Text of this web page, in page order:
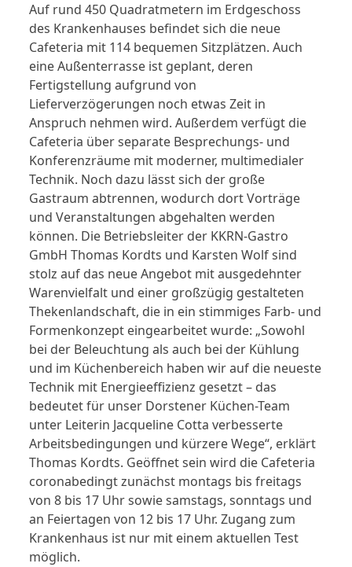
Auf rund 450 Quadratmetern im Erdgeschoss
des Krankenhauses befindet sich die neue
Cafeteria mit 114 bequemen Sitzplätzen. Auch
eine Außenterrasse ist geplant, deren
Fertigstellung aufgrund von
Lieferverzögerungen noch etwas Zeit in
Anspruch nehmen wird. Außerdem verfügt die
Cafeteria über separate Besprechungs- und
Konferenzräume mit moderner, multimedialer
Technik. Noch dazu lässt sich der große
Gastraum abtrennen, wodurch dort Vorträge
und Veranstaltungen abgehalten werden
können. Die Betriebsleiter der KKRN-Gastro
GmbH Thomas Kordts und Karsten Wolf sind
stolz auf das neue Angebot mit ausgedehnter
Warenvielfalt und einer großzügig gestalteten
Thekenlandschaft, die in ein stimmiges Farb- und
Formenkonzept eingearbeitet wurde: „Sowohl
bei der Beleuchtung als auch bei der Kühlung
und im Küchenbereich haben wir auf die neueste
Technik mit Energieeffizienz gesetzt – das
bedeutet für unser Dorstener Küchen-Team
unter Leiterin Jacqueline Cotta verbesserte
Arbeitsbedingungen und kürzere Wege“, erklärt
Thomas Kordts. Geöffnet sein wird die Cafeteria
coronabedingt zunächst montags bis freitags
von 8 bis 17 Uhr sowie samstags, sonntags und
an Feiertagen von 12 bis 17 Uhr. Zugang zum
Krankenhaus ist nur mit einem aktuellen Test
möglich.